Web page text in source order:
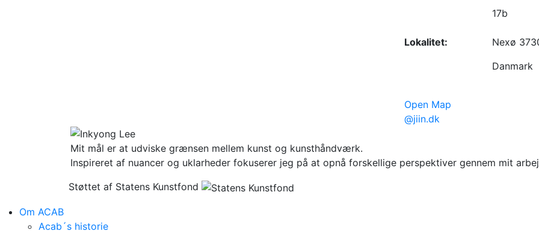
17b
Lokalitet:
Nexø
Danmark
Open Map
@jiin.dk
Mit mål er at udviske grænsen mellem kunst og kunsthåndværk.
Inspireret af nuancer og uklarheder fokuserer jeg på at opnå forskellige perspektiver gennem mit
Støttet af Statens Kunstfond
Om ACAB
Acab´s historie